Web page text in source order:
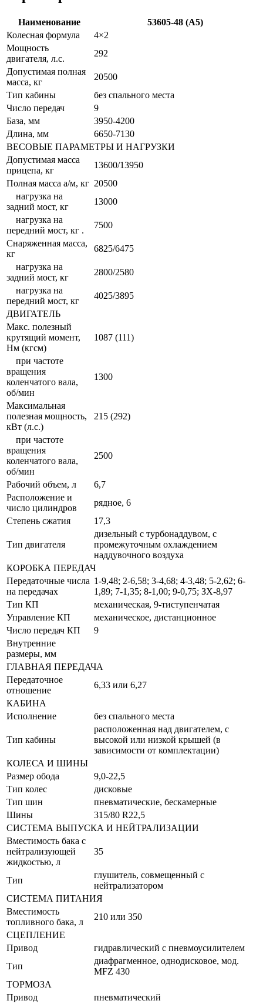
Наименование
53605-48 (A5)
Колесная формула
4×2
Мощность
двигателя, л.с.
292
Допустимая полная
масса, кг
20500
Тип кабины
без спального места
Число передач
9
База, мм
3950-4200
Длина, мм
6650-7130
ВЕСОВЫЕ ПАРАМЕТРЫ И НАГРУЗКИ
Допустимая масса
прицепа, кг
13600/13950
Полная масса а/м, кг 20500
нагрузка на
задний мост, кг
13000
нагрузка на
передний мост, кг .
7500
Снаряженная масса,
кг
6825/6475
нагрузка на
задний мост, кг
2800/2580
нагрузка на
передний мост, кг
4025/3895
ДВИГАТЕЛЬ
Макс. полезный
крутящий момент,
Нм (кгсм)
1087 (111)
при частоте
вращения
коленчатого вала,
об/мин
1300
Максимальная
полезная мощность,
кВт (л.с.)
215 (292)
при частоте
вращения
коленчатого вала,
об/мин
2500
Рабочий объем, л
6,7
Расположение и
число цилиндров
рядное, 6
Степень сжатия
17,3
Тип двигателя
дизельный с турбонаддувом, с
промежуточным охлаждением
наддувочного воздуха
КОРОБКА ПЕРЕДАЧ
Передаточные числа
на передачах
1-9,48; 2-6,58; 3-4,68; 4-3,48; 5-2,62; 6-
1,89; 7-1,35; 8-1,00; 9-0,75; ЗХ-8,97
Тип КП
механическая, 9-тиступенчатая
Управление КП
механическое, дистанционное
Число передач КП
9
Внутренние
размеры, мм
ГЛАВНАЯ ПЕРЕДАЧА
Передаточное
отношение
6,33 или 6,27
КАБИНА
Исполнение
без спального места
Тип кабины
расположенная над двигателем, с
высокой или низкой крышей (в
зависимости от комплектации)
КОЛЕСА И ШИНЫ
Размер обода
9,0-22,5
Тип колес
дисковые
Тип шин
пневматические, бескамерные
Шины
315/80 R22,5
СИСТЕМА ВЫПУСКА И НЕЙТРАЛИЗАЦИИ
Вместимость бака с
нейтрализующей
жидкостью, л
35
Тип
глушитель, совмещенный с
нейтрализатором
СИСТЕМА ПИТАНИЯ
Вместимость
топливного бака, л
210 или 350
СЦЕПЛЕНИЕ
Привод
гидравлический с пневмоусилителем
Тип
диафрагменное, однодисковое, мод.
MFZ 430
ТОРМОЗА
Привод
пневматический